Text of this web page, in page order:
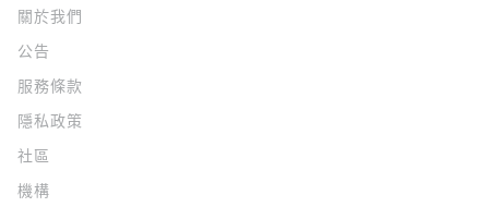
關於我們
公告
服務條款
隱私政策
社區
機構